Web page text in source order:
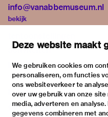
Deze website maakt
We gebruiken cookies om
personaliseren, om functies
ons websiteverkeer te
over uw gebruik van onze
media, adverteren en
gegevens combineren met
info@vanabbemuseum.nl
bekijk
activiteiten
praktische informatie
over
het museum
de collectie